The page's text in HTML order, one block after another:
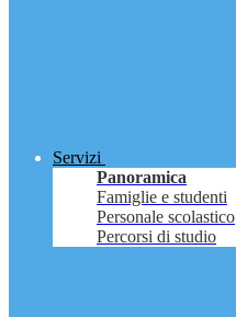
Servizi
Panoramica
Famiglie e studenti
Personale scolastico
Percorsi di studio